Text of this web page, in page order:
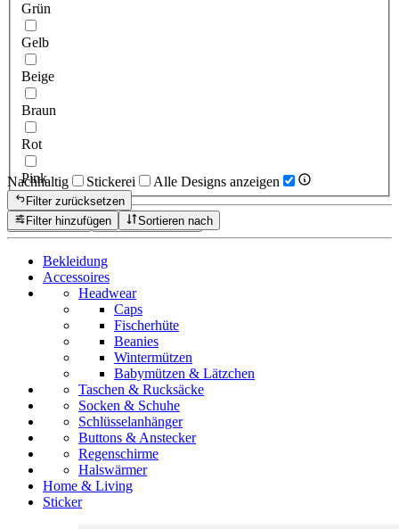
Grün
Gelb
Beige
Braun
Rot
Pink
Zurücksetzen Produkte anzeigen
Nachhaltig Stickerei Alle Designs anzeigen
Filter zurücksetzen
Filter hinzufügen
Sortieren nach
Bekleidung
Accessoires
Headwear
Caps
Fischerhüte
Beanies
Wintermützen
Babymützen & Lätzchen
Taschen & Rucksäcke
Socken & Schuhe
Schlüsselanhänger
Buttons & Anstecker
Regenschirme
Halswärmer
Home & Living
Sticker